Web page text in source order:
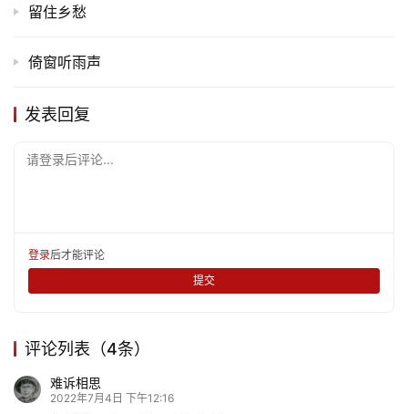
留住乡愁
倚窗听雨声
发表回复
请登录后评论...
登录后才能评论
提交
评论列表（4条）
难诉相思
2022年7月4日 下午12:16